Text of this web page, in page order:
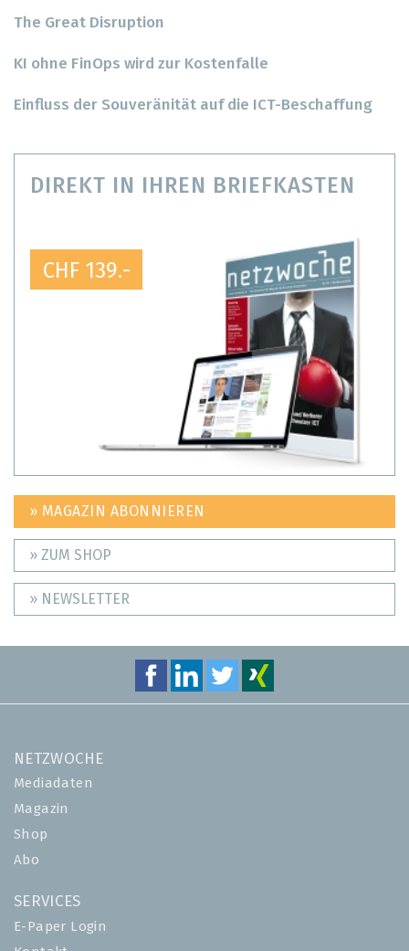
The Great Disruption
KI ohne FinOps wird zur Kostenfalle
Einfluss der Souveränität auf die ICT-Beschaffung
DIREKT IN IHREN BRIEFKASTEN
CHF 139.-
» MAGAZIN ABONNIEREN
» ZUM SHOP
» NEWSLETTER
NETZWOCHE
Mediadaten
Magazin
Shop
Abo
SERVICES
E-Paper Login